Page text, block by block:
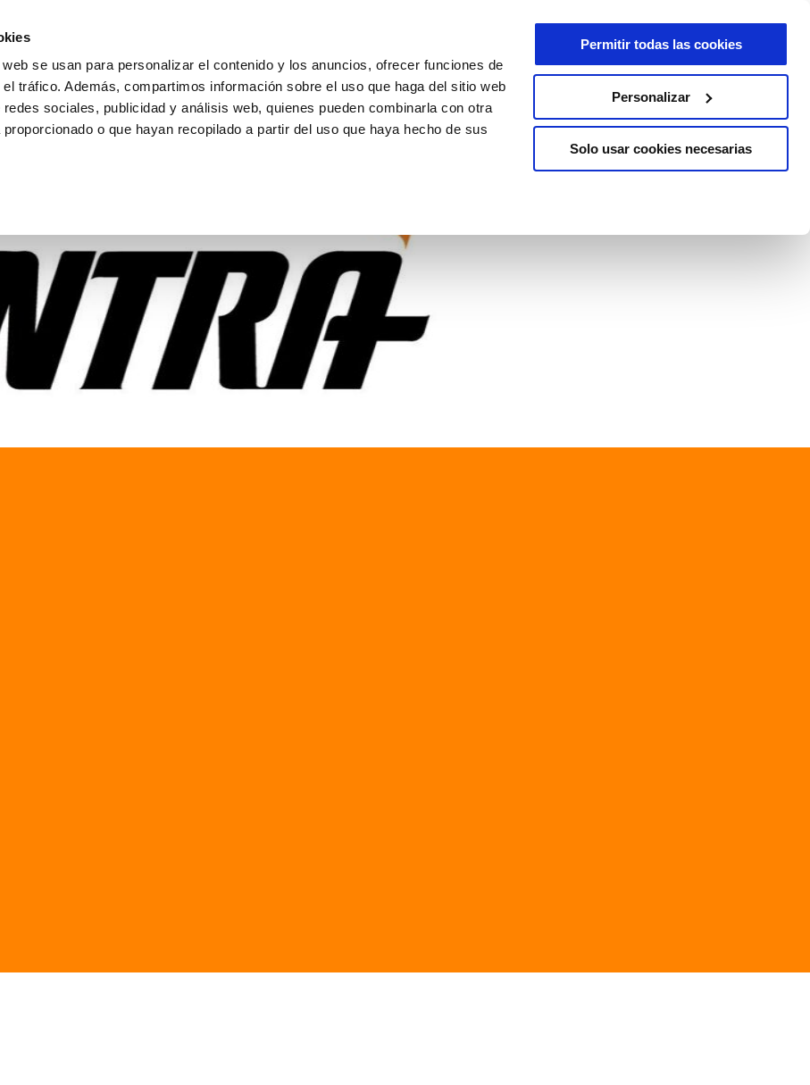
se usan para personalizar el contenido y los anuncios, ofrecer funciones de
tráfico. Además, compartimos información sobre el uso que haga del sitio web
sociales, publicidad y análisis web, quienes pueden combinarla con otra
o que hayan recopilado a partir del uso que haya hecho de sus
Permitir todas las cookies
Personalizar
Solo usar cookies necesarias